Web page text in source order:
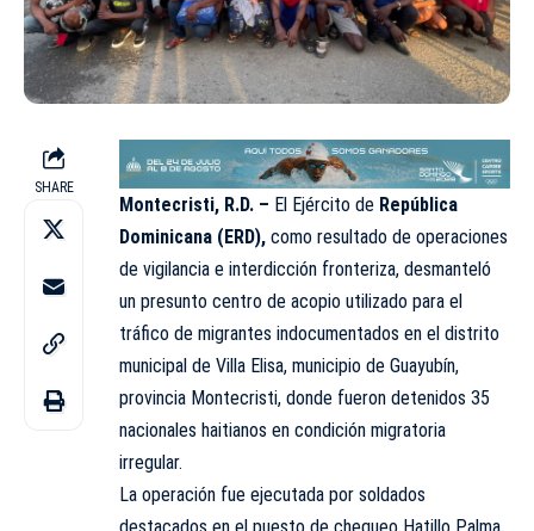
SHARE
Montecristi, R.D. – El Ejército de República
Dominicana (ERD), como resultado de operaciones
de vigilancia e interdicción fronteriza, desmanteló
un presunto centro de acopio utilizado para el
tráfico de migrantes indocumentados en el distrito
municipal de Villa Elisa, municipio de Guayubín,
provincia Montecristi, donde fueron detenidos 35
nacionales haitianos en condición migratoria
irregular.
La operación fue ejecutada por soldados